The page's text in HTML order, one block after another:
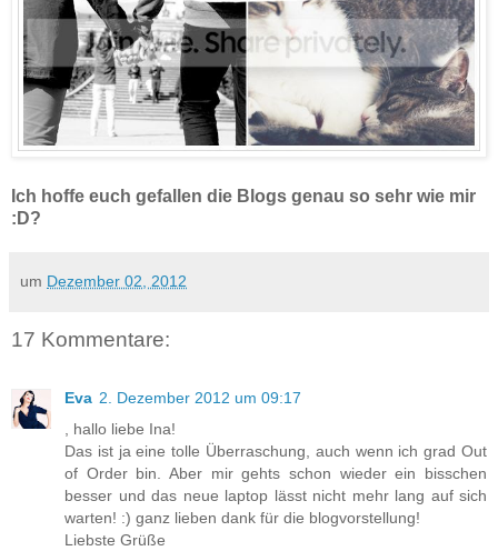
Ich hoffe euch gefallen die Blogs genau so sehr wie mir
:D?
um Dezember 02, 2012
17 Kommentare:
Eva 2. Dezember 2012 um 09:17
, hallo liebe Ina!
Das ist ja eine tolle Überraschung, auch wenn ich grad Out
of Order bin. Aber mir gehts schon wieder ein bisschen
besser und das neue laptop lässt nicht mehr lang auf sich
warten! :) ganz lieben dank für die blogvorstellung!
Liebste Grüße